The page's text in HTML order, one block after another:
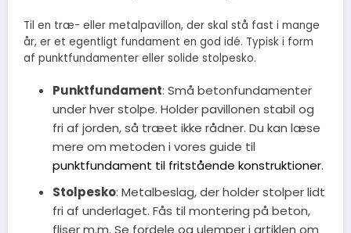
Til en træ- eller metalpavillon, der skal stå fast i mange
år, er et egentligt fundament en god idé. Typisk i form
af punktfundamenter eller solide stolpesko.
Punktfundament: Små betonfundamenter
under hver stolpe. Holder pavillonen stabil og
fri af jorden, så træet ikke rådner. Du kan læse
mere om metoden i vores guide til
punktfundament til fritstående konstruktioner.
Stolpesko: Metalbeslag, der holder stolper lidt
fri af underlaget. Fås til montering på beton,